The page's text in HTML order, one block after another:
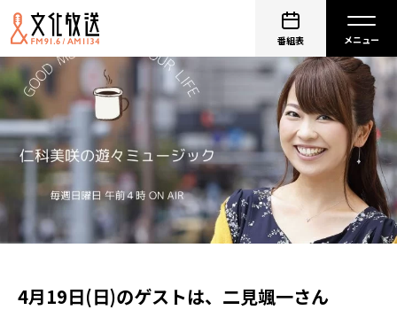
番組表
4月19日(日)のゲストは、二見颯一さん